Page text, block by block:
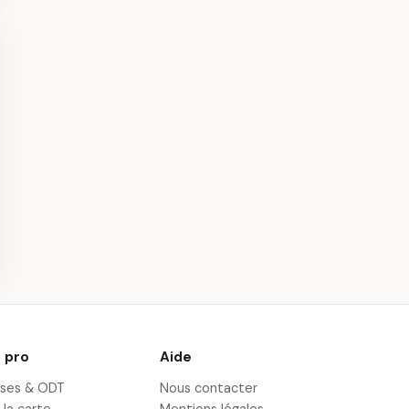
pro
& ODT
Aide
Nous contacter